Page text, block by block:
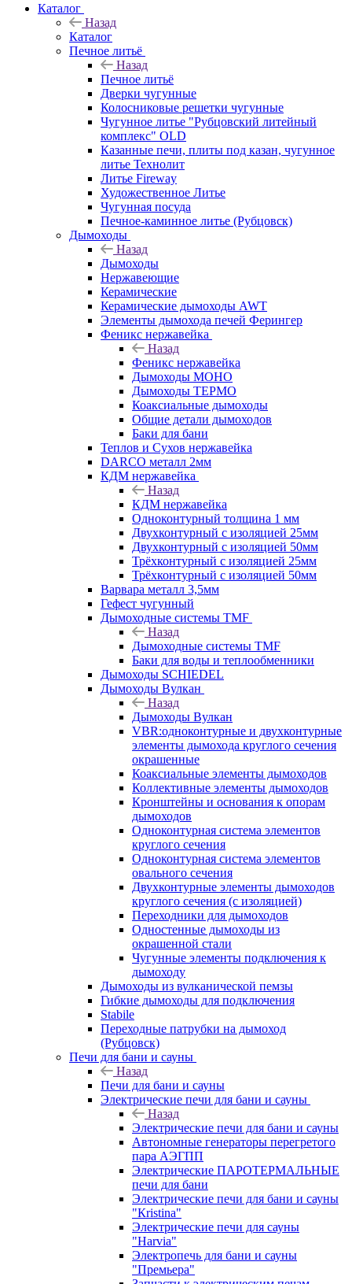
Каталог
Назад
Каталог
Печное литьё
Назад
Печное литьё
Дверки чугунные
Колосниковые решетки чугунные
Чугунное литье "Рубцовский литейный
комплекс" OLD
Казанные печи, плиты под казан, чугунное
литье Технолит
Литье Fireway
Художественное Литье
Чугунная посуда
Печное-каминное литье (Рубцовск)
Дымоходы
Назад
Дымоходы
Нержавеющие
Керамические
Керамические дымоходы AWT
Элементы дымохода печей Ферингер
Феникс нержавейка
Назад
Феникс нержавейка
Дымоходы МОНО
Дымоходы ТЕРМО
Коаксиальные дымоходы
Общие детали дымоходов
Баки для бани
Теплов и Сухов нержавейка
DARCO металл 2мм
КДМ нержавейка
Назад
КДМ нержавейка
Одноконтурный толщина 1 мм
Двухконтурный с изоляцией 25мм
Двухконтурный с изоляцией 50мм
Трёхконтурный с изоляцией 25мм
Трёхконтурный с изоляцией 50мм
Варвара металл 3,5мм
Гефест чугунный
Дымоходные системы TMF
Назад
Дымоходные системы TMF
Баки для воды и теплообменники
Дымоходы SCHIEDEL
Дымоходы Вулкан
Назад
Дымоходы Вулкан
VBR:одноконтурные и двухконтурные
элементы дымохода круглого сечения
окрашенные
Коаксиальные элементы дымоходов
Коллективные элементы дымоходов
Кронштейны и основания к опорам
дымоходов
Одноконтурная система элементов
круглого сечения
Одноконтурная система элементов
овального сечения
Двухконтурные элементы дымоходов
круглого сечения (с изоляцией)
Переходники для дымоходов
Одностенные дымоходы из
окрашенной стали
Чугунные элементы подключения к
дымоходу
Дымоходы из вулканической пемзы
Гибкие дымоходы для подключения
Stabile
Переходные патрубки на дымоход
(Рубцовск)
Печи для бани и сауны
Назад
Печи для бани и сауны
Электрические печи для бани и сауны
Назад
Электрические печи для бани и сауны
Автономные генераторы перегретого
пара АЭГПП
Электрические ПАРОТЕРМАЛЬНЫЕ
печи для бани
Электрические печи для бани и сауны
"Кristina"
Электрические печи для сауны
"Harvia"
Электропечь для бани и сауны
"Премьера"